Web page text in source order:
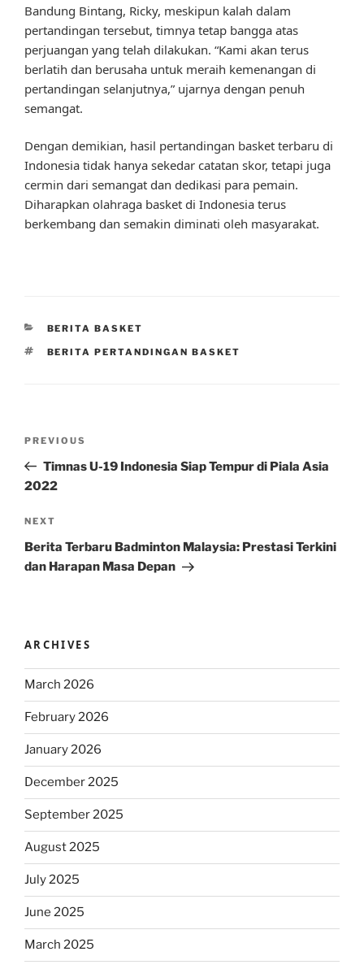
Bandung Bintang, Ricky, meskipun kalah dalam
pertandingan tersebut, timnya tetap bangga atas
perjuangan yang telah dilakukan. “Kami akan terus
berlatih dan berusaha untuk meraih kemenangan di
pertandingan selanjutnya,” ujarnya dengan penuh
semangat.
Dengan demikian, hasil pertandingan basket terbaru di
Indonesia tidak hanya sekedar catatan skor, tetapi juga
cermin dari semangat dan dedikasi para pemain.
Diharapkan olahraga basket di Indonesia terus
berkembang dan semakin diminati oleh masyarakat.
CATEGORIES
BERITA BASKET
TAGS
BERITA PERTANDINGAN BASKET
Previous
Post
PREVIOUS
Timnas U-19 Indonesia Siap Tempur di Piala Asia
2022
Next
Post
NEXT
Berita Terbaru Badminton Malaysia: Prestasi Terkini
dan Harapan Masa Depan
ARCHIVES
March 2026
February 2026
January 2026
December 2025
September 2025
August 2025
July 2025
June 2025
March 2025